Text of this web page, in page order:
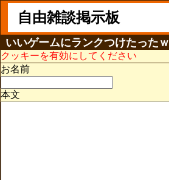
自由雑談掲示板
いいゲームにランクつけたった
クッキーを有効にしてください
お名前
本文